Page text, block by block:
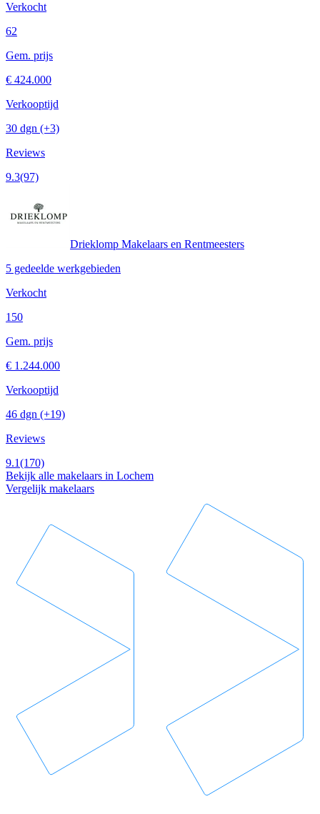
Verkocht
62
Gem. prijs
€ 424.000
Verkooptijd
30 dgn (+3)
Reviews
9.3(97)
Drieklomp Makelaars en Rentmeesters
5 gedeelde werkgebieden
Verkocht
150
Gem. prijs
€ 1.244.000
Verkooptijd
46 dgn (+19)
Reviews
9.1(170)
Bekijk alle makelaars in Lochem
Vergelijk makelaars